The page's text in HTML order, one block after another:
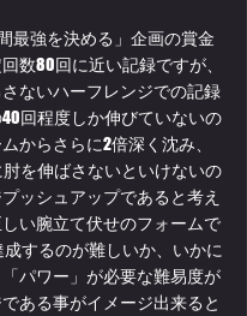
最強を決める」企画の賞金
数80回に近い記録ですが、
ないハーフレンジでの記録
回程度しか伸びていないの
からさらに2倍深く沈み、
肘を伸ばさないといけないの
ッシュアップであると考え
い腕立て伏せのフォームで
するのが難しいか、いかに
「パワー」が必要な難易度が
ある事がイメージ出来ると